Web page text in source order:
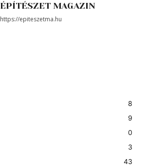
ÉPÍTÉSZET MAGAZIN
https://epiteszetma.hu
8
9
0
3
43